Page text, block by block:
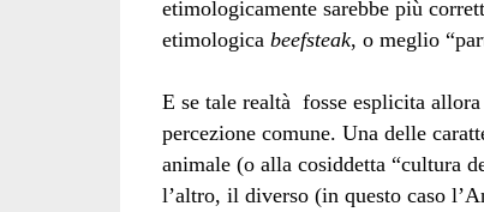
etimologicamente sarebbe più
etimologica beefsteak, o meglio
E se tale realtà fosse esplicita
percezione comune. Una delle
animale (o alla cosiddetta “cultura
l’altro, il diverso (in questo caso